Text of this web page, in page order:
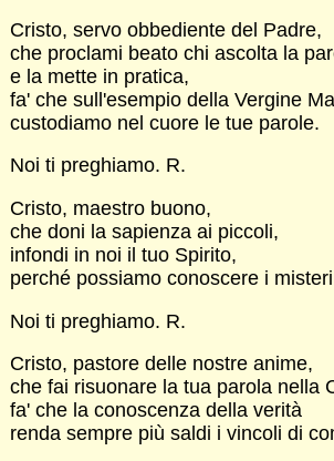
Cristo, servo obbediente del Padre,
che proclami beato chi ascolta la
e la mette in pratica,
fa' che sull'esempio della Vergine
custodiamo nel cuore le tue parole.
Noi ti preghiamo. R.
Cristo, maestro buono,
che doni la sapienza ai piccoli,
infondi in noi il tuo Spirito,
perché possiamo conoscere i
Noi ti preghiamo. R.
Cristo, pastore delle nostre anime,
che fai risuonare la tua parola nella
fa' che la conoscenza della verità
renda sempre più saldi i vincoli di